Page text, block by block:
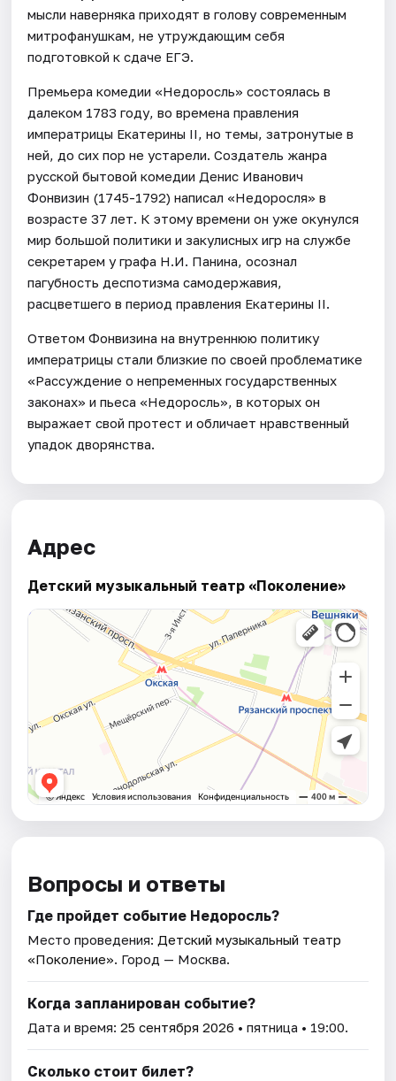
мысли наверняка приходят в голову современным
митрофанушкам, не утруждающим себя
подготовкой к сдаче ЕГЭ.
Премьера комедии «Недоросль» состоялась в
далеком 1783 году, во времена правления
императрицы Екатерины II, но темы, затронутые в
ней, до сих пор не устарели. Создатель жанра
русской бытовой комедии Денис Иванович
Фонвизин (1745-1792) написал «Недоросля» в
возрасте 37 лет. К этому времени он уже окунулся
мир большой политики и закулисных игр на службе
секретарем у графа Н.И. Панина, осознал
пагубность деспотизма самодержавия,
расцветшего в период правления Екатерины II.
Ответом Фонвизина на внутреннюю политику
императрицы стали близкие по своей проблематике
«Рассуждение о непременных государственных
законах» и пьеса «Недоросль», в которых он
выражает свой протест и обличает нравственный
упадок дворянства.
Адрес
Детский музыкальный театр «Поколение»
Вопросы и ответы
Где пройдет событие Недоросль?
Место проведения: Детский музыкальный театр
«Поколение» . Город — Москва.
Когда запланирован событие?
Дата и время:25 сентября 2026 • пятница • 19:00.
Сколько стоит билет?